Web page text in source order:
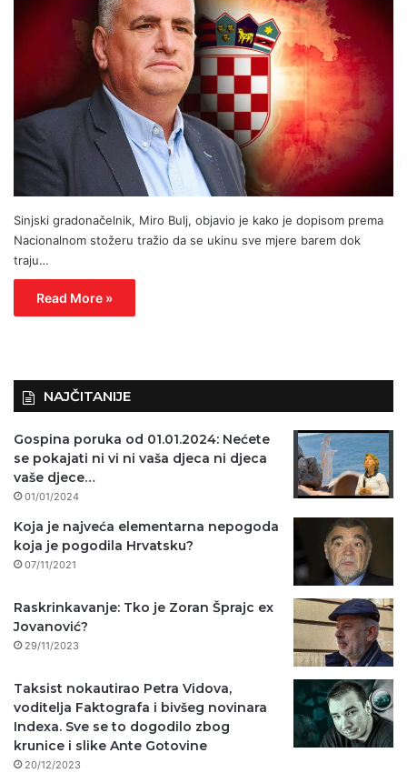
Sinjski gradonačelnik, Miro Bulj, objavio je kako je dopisom prema
Nacionalnom stožeru tražio da se ukinu sve mjere barem dok
traju…
Read More »
NAJČITANIJE
Gospina poruka od 01.01.2024: Nećete
se pokajati ni vi ni vaša djeca ni djeca
vaše djece…
01/01/2024
Koja je najveća elementarna nepogoda
koja je pogodila Hrvatsku?
07/11/2021
Raskrinkavanje: Tko je Zoran Šprajc ex
Jovanović?
29/11/2023
Taksist nokautirao Petra Vidova,
voditelja Faktografa i bivšeg novinara
Indexa. Sve se to dogodilo zbog
krunice i slike Ante Gotovine
20/12/2023